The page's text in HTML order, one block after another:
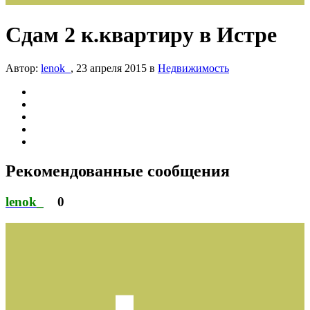
Сдам 2 к.квартиру в Истре
Автор: lenok_ , 23 апреля 2015 в Недвижимость
Рекомендованные сообщения
lenok_ 0